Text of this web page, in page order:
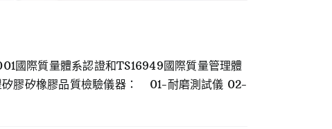
國際質量體系認證和TS16949國際質量管理體
矽膠矽橡膠品質檢驗儀器： 01-耐磨測試儀 02-